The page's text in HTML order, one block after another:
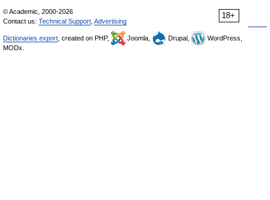
18+
© Academic, 2000-2026
Contact us: Technical Support Advertising
Dictionaries export , created on PHP, Joomla, Drupal,
WordPress,
MODx.